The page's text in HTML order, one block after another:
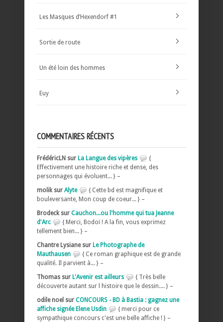
Les Masques d’Hexendorf #1
Sortie de route
Un été loin des hommes
Euy
COMMENTAIRES RÉCENTS
FrédéricLN sur La Langue des vipères
{
Effectivement une histoire riche et dense, des
personnages qui évoluent... } –
molik sur Alyte
{ Cette bd est magnifique et
bouleversante, Mon coup de coeur... } –
Brodeck sur Cauchon...ou l'homme qui tua Jeanne
d'Arc
{ Merci, Bodoï ! A la fin, vous exprimez
tellement bien... } –
Chantre Lysiane sur Le Photographe de
Mauthausen
{ Ce roman graphique est de grande
qualité. Il parvient à... } –
Thomas sur L'Avenir est ailleurs
{ Très belle
découverte autant sur l histoire que le dessin.... } –
odile noel sur CONCOURS - BD à Bastia : gagnez une
affiche signée Elene Usdin
{ merci pour ce
sympathique concours c'est une belle affiche ! } –